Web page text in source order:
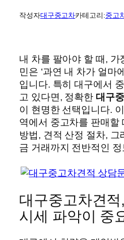
작성자대구중고차카테고리:중고
내 차를 팔아야 할 때, 가
민은 ‘과연 내 차가 얼마
입니다. 특히 대구에서
고 있다면, 정확한 대구
이 현명한 선택입니다.
역에서 중고차를 판매할
방법, 견적 산정 절차, 그
금 거래까지 전반적인
대구중고차견
시세 파악이 중